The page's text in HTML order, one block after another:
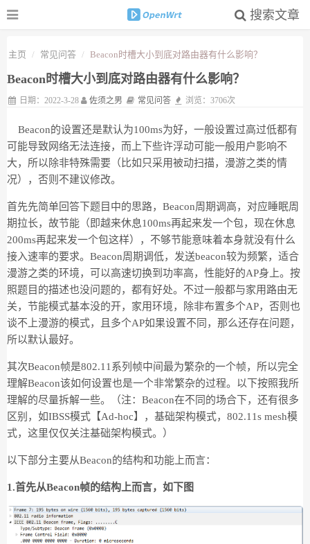
搜索文章
主页 常见问答 Beacon时槽大小到底对路由器有什么影响？
Beacon时槽大小到底对路由器有什么影响？
日期：2022-3-28 佐须之男 常见问答 浏览：3706次
Beacon的设置还是默认为100ms为好，一般设置过高过低都有
可能导致网络无法连接，而上下些许浮动可能一般用户影响不
大，所以除非特殊需要（比如只采用被动扫描，漫游之类的情
况），否则不建议修改。
首先先简单回答下题目中的思路，Beacon周期调高，对应睡眠周
期拉长，故节能（即越来休息100ms再起来发一个包，现在休息
200ms再起来发一个包这样），不够节能意味着本身就没有什么
接入速率的要求。Beacon周期调低，发送beacon较为频繁，适合
漫游之类的环境，可以高速切换到功率高，性能好的AP身上。按
照题目的描述也没问题的，都有好处。不过一般都与家用路由无
关，节能模式基本没的开，家用环境，除非布置多个AP，否则也
谈不上漫游的模式，且多个AP如果设置不同，那么还存在问题，
所以默认最好。
其次Beacon帧是802.11系列帧中间最为繁杂的一个帧，所以完全
理解Beacon该如何设置也是一个非常繁杂的过程。以下按照我所
理解的尽量拆解一些。（注：Beacon在不同的场合下，还有很多
区别，如IBSS模式【Ad-hoc】，基础架构模式，802.11s mesh模
式，这里仅仅关注基础架构模式。）
以下部分主要从Beacon的结构和功能上而言：
1.首先从Beacon帧的结构上而言，如下图